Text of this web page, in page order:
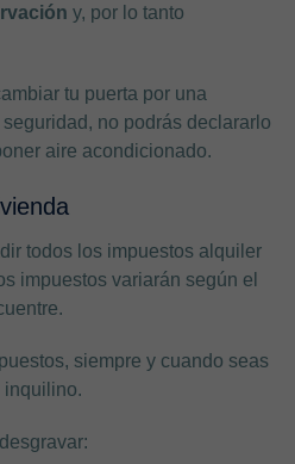
y, por lo tanto
tu puerta por una
no podrás declararlo
aire acondicionado.
todos los impuestos alquiler
impuestos variarán según el
siempre y cuando seas
inquilino.